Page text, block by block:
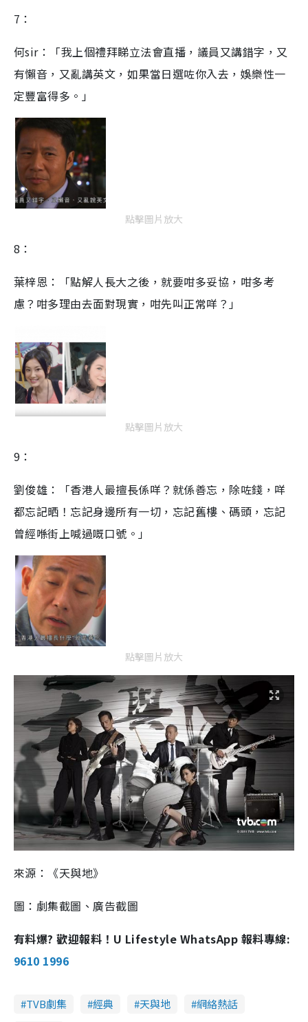
7：
何sir：「我上個禮拜睇立法會直播，議員又講錯字，又
有懶音，又亂講英文，如果當日選咗你入去，娛樂性一
定豐富得多。」
點擊圖片放大
8：
葉梓恩：「點解人長大之後，就要咁多妥協，咁多考
慮？咁多理由去面對現實，咁先叫正常咩？」
點擊圖片放大
9：
劉俊雄：「香港人最擅長係咩？就係善忘，除咗錢，咩
都忘記晒！忘記身邊所有一切，忘記舊樓、碼頭，忘記
曾經喺街上喊過嘅口號。」
點擊圖片放大
來源：《天與地》
圖：劇集截圖、廣告截圖
有料爆? 歡迎報料！U Lifestyle WhatsApp 報料專線:
9610 1996
TVB劇集 經典 天與地
網絡熱話